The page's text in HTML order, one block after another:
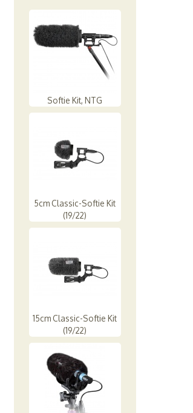
Softie Kit, NTG
5cm Classic-Softie Kit
(19/22)
15cm Classic-Softie Kit
(19/22)